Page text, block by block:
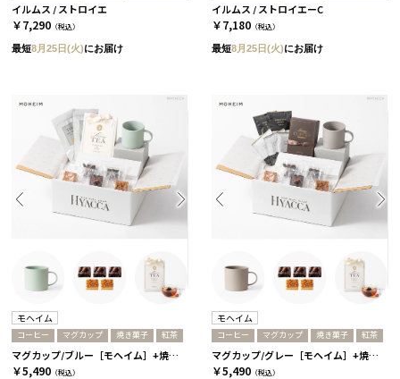
イルムス / ストロイエ
￥7,290 （税込）
最短8月25日(火)にお届け
イルムス / ストロイエーC
￥7,180 （税込）
最短8月25日(火)にお届け
モヘイム
コーヒー マグカップ 焼き菓子 紅茶
マグカップ/ブルー［モヘイム］+焼き菓子+コーヒーor紅茶 コーヒー
￥5,490 （税込）
モヘイム
コーヒー マグカップ 焼き菓子 紅茶
マグカップ/グレー［モヘイム］+焼き菓子+コーヒーor紅茶 コーヒー
￥5,490 （税込）